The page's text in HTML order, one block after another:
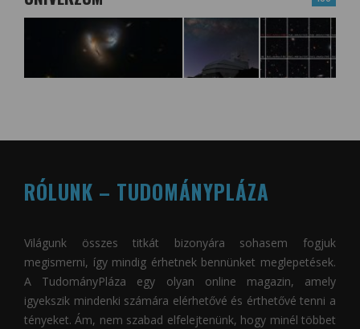
RÓLUNK – TUDOMÁNYPLÁZA
Világunk összes titkát bizonyára sohasem fogjuk
megismerni, így mindig érhetnek bennünket meglepetések.
A TudományPláza egy olyan online magazin, amely
igyekszik mindenki számára elérhetővé és érthetővé tenni a
tényeket. Ám, nem szabad elfelejtenünk, hogy minél többet